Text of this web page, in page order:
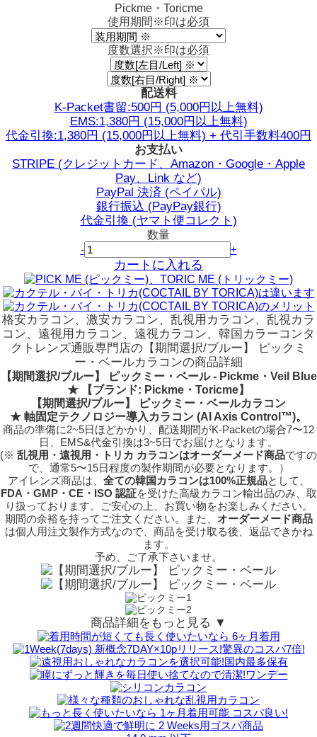
Pickme・Toricme
使用期間 ※印は必須
度数選択※印は必須
配送料
K-Packet書留:500円 (5,000円以上無料)
EMS:1,380円 (15,000円以上無料)
代金引換:1,380円 (15,000円以上無料) + 代引手数料400円
お支払い
STRIPE (クレジットカード、Amazon・Google・Apple
Pay、Link など)
PayPal 決済 (ペイパル)
銀行振込 (PayPay銀行)
代金引換 (ヤマト便コレクト)
数量
-
+
カートに入れる
格安カラコン、激安カラコン、乱視用カラコン、乱視カラ
コン、遠視用カラコン、遠視カラコン、韓国カラーコンタ
クトレンズ通販専門店の【期間選択/ブルー】 ピックミ
ー・ベールカラコンの商品詳細
【期間選択/ブルー】 ピックミー・ベール - Pickme・Veil Blue
★
【ブランド: Pickme・Toricme】
【期間選択/ブルー】 ピックミー・ベールカラコン
★ 軸固定テクノロジー導入カラコン (AI Axis Control™)。
商品の準備に2~5日ほどかかり、配送期間がK-Packetの場合7〜12
日、EMS&代金引換は3~5日でお届けとなります。
(※ 乱視用・遠視用・トリカ カラコンはオーダーメード商品ですの
で、 通常5〜15日程度の製作期間が必要となります。）
アイレンズ商品は、 全ての韓国カラコンは100%正規品として、
FDA・GMP・CE・ISO 認証を受けた高級カラコン輸出品のみ、取
り扱っております。ご安心の上、お買い物をお楽しみください。
期間の余裕を持ってご注文ください。また、 オーダーメード商品
は個人用注文製作方式なので、商品を受け取る後、返品できかね
ます。
予め、ご了承下さいませ。
商品詳細をもっと見る ▼